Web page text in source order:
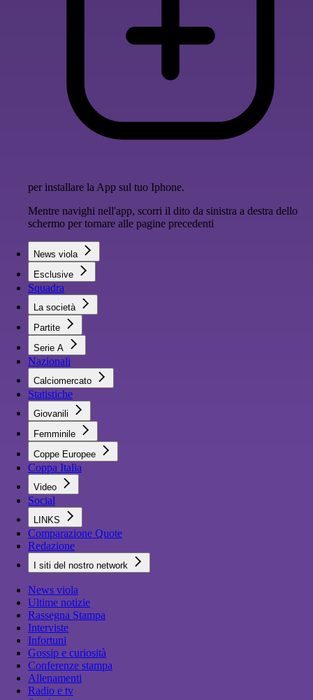
per installare la App sul tuo Iphone.
Mentre navighi nell'app, scorri il dito da sinistra a destra dello
schermo per tornare alle pagine precedenti
News viola
Esclusive
Squadra
La società
Partite
Serie A
Nazionali
Calciomercato
Statistiche
Giovanili
Femminile
Coppe Europee
Coppa Italia
Video
Social
LINKS
Comparazione Quote
Redazione
I siti del nostro network
News viola
Ultime notizie
Rassegna Stampa
Interviste
Infortuni
Gossip e curiosità
Conferenze stampa
Allenamenti
Radio e tv